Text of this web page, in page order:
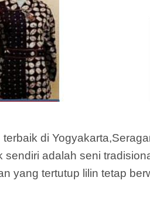
di
adalah seni
yang tertutup lilin tetap